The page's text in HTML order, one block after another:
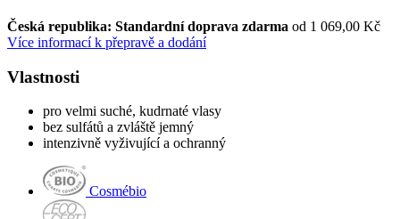
Česká republika: Standardní doprava zdarma od 1 069,00 Kč
Více informací k přepravě a dodání
Vlastnosti
pro velmi suché, kudrnaté vlasy
bez sulfátů a zvláště jemný
intenzivně vyživující a ochranný
Cosmébio